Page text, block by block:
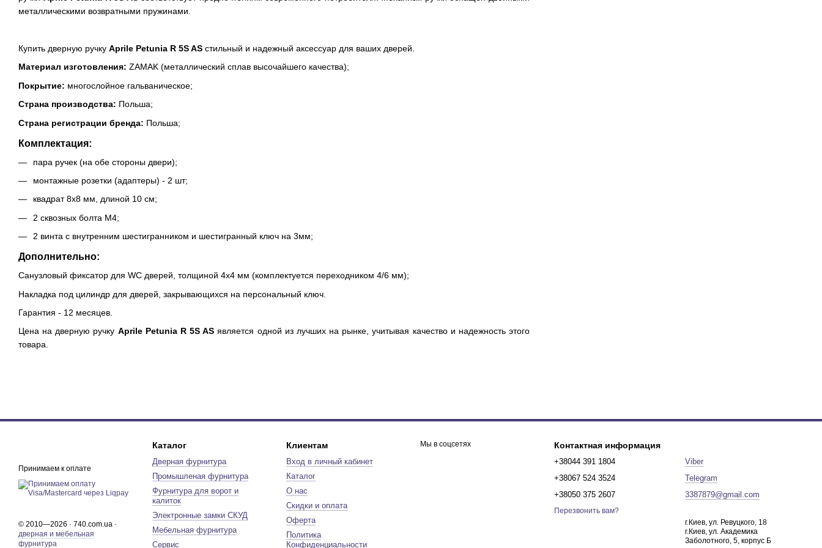
металлическими возвратными пружинами.
Купить дверную ручку Aprile Petunia R 5S AS стильный и надежный аксессуар для ваших дверей.
Материал изготовления: ZAMAK (металлический сплав высочайшего качества);
Покрытие: многослойное гальваническое;
Страна производства: Польша;
Страна регистрации бренда: Польша;
Комплектация:
пара ручек (на обе стороны двери);
монтажные розетки (адаптеры) - 2 шт;
квадрат 8х8 мм, длиной 10 см;
2 сквозных болта М4;
2 винта с внутренним шестигранником и шестигранный ключ на 3мм;
Дополнительно:
Санузловый фиксатор для WC дверей, толщиной 4х4 мм (комплектуется переходником 4/6 мм);
Накладка под цилиндр для дверей, закрывающихся на персональный ключ.
Гарантия - 12 месяцев.
Цена на дверную ручку Aprile Petunia R 5S AS является одной из лучших на рынке, учитывая качество и надежность этого
товара.
Принимаем к оплате
© 2010—2026 · 740.com.ua ·
дверная и мебельная
фурнитура
Каталог
Дверная фурнитура
Промышленая фурнитура
Фурнитура для ворот и
калиток
Электронные замки СКУД
Мебельная фурнитура
Сервис
Клиентам
Вход в личный кабинет
Каталог
О нас
Скидки и оплата
Оферта
Политика
Конфиденциальности
Мы в соцсетях Контактная информация
+38044 391 1804
+38067 524 3524
+38050 375 2607
Перезвонить вам?
Viber
Telegram
3387879@gmail.com
г.Киев, ул. Ревуцкого, 18
г.Киев, ул. Академика
Заболотного, 5, корпус Б